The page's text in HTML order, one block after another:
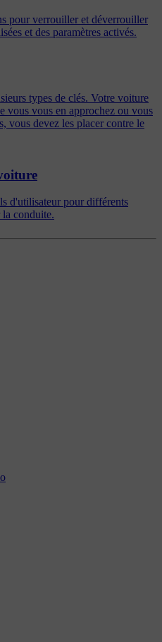
pour verrouiller et déverrouiller
et des paramètres activés.
types de clés. Votre voiture
vous vous en approchez ou vous
vous devez les placer contre le
d'utilisateur pour différents
la conduite.